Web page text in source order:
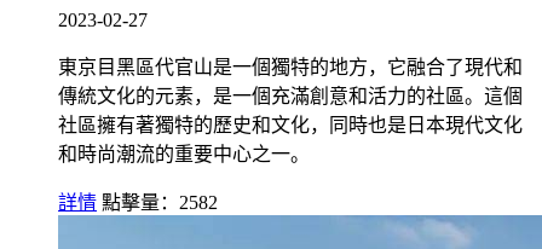
2023-02-27
東京目黑區代官山是一個獨特的地方，它融合了現代和
傳統文化的元素，是一個充滿創意和活力的社區。這個
社區擁有著獨特的歷史和文化，同時也是日本現代文化
和時尚潮流的重要中心之一。
詳情 點擊量：2582